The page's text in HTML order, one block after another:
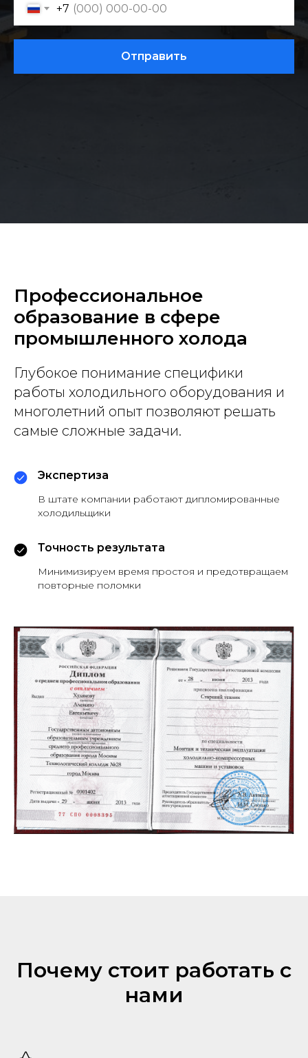
+7
Отправить
Профессиональное
образование в сфере
промышленного холода
Глубокое понимание специфики
работы холодильного оборудования и
многолетний опыт позволяют решать
самые сложные задачи.
Экспертиза
В штате компании работают дипломированные
холодильщики
Точность результата
Минимизируем время простоя и предотвращаем
повторные поломки
Почему стоит работать с
нами